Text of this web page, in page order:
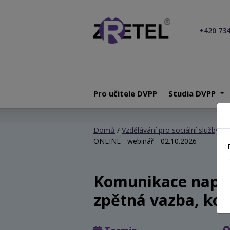
+420
Pro učitele DVPP Studia DVPP
Domů / Vzdělávání pro sociální služby/
ONLINE - webinář - 02.10.2026
Komunikace
zpětná vazba,